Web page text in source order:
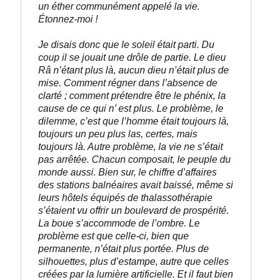
un éther communément appelé la vie.
Étonnez-moi !
Je disais donc que le soleil était parti. Du
coup il se jouait une drôle de partie. Le dieu
Râ n’étant plus là, aucun dieu n’était plus de
mise. Comment régner dans l’absence de
clarté ; comment prétendre être le phénix, la
cause de ce qui n’ est plus. Le problème, le
dilemme, c’est que l’homme était toujours là,
toujours un peu plus las, certes, mais
toujours là. Autre problème, la vie ne s’était
pas arrêtée. Chacun composait, le peuple du
monde aussi. Bien sur, le chiffre d’affaires
des stations balnéaires avait baissé, même si
leurs hôtels équipés de thalassothérapie
s’étaient vu offrir un boulevard de prospérité.
La boue s’accommode de l’ombre. Le
problème est que celle-ci, bien que
permanente, n’était plus portée. Plus de
silhouettes, plus d’estampe, autre que celles
créées par la lumière artificielle. Et il faut bien